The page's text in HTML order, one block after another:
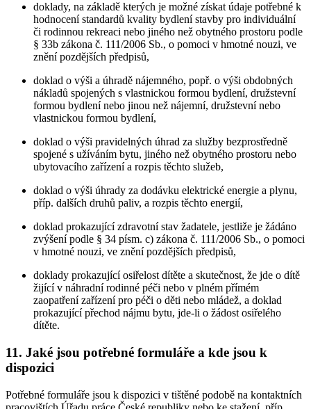
doklady, na základě kterých je možné získat údaje potřebné k
hodnocení standardů kvality bydlení stavby pro individuální
či rodinnou rekreaci nebo jiného než obytného prostoru podle
§ 33b zákona č. 111/2006 Sb., o pomoci v hmotné nouzi, ve
znění pozdějších předpisů,
doklad o výši a úhradě nájemného, popř. o výši obdobných
nákladů spojených s vlastnickou formou bydlení, družstevní
formou bydlení nebo jinou než nájemní, družstevní nebo
vlastnickou formou bydlení,
doklad o výši pravidelných úhrad za služby bezprostředně
spojené s užíváním bytu, jiného než obytného prostoru nebo
ubytovacího zařízení a rozpis těchto služeb,
doklad o výši úhrady za dodávku elektrické energie a plynu,
příp. dalších druhů paliv, a rozpis těchto energií,
doklad prokazující zdravotní stav žadatele, jestliže je žádáno
zvýšení podle § 34 písm. c) zákona č. 111/2006 Sb., o pomoci
v hmotné nouzi, ve znění pozdějších předpisů,
doklady prokazující osiřelost dítěte a skutečnost, že jde o dítě
žijící v náhradní rodinné péči nebo v plném přímém
zaopatření zařízení pro péči o děti nebo mládež, a doklad
prokazující přechod nájmu bytu, jde-li o žádost osiřelého
dítěte.
11. Jaké jsou potřebné formuláře a kde jsou k
dispozici
Potřebné formuláře jsou k dispozici v tištěné podobě na kontaktních